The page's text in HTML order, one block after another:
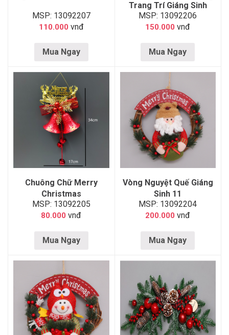
MSP: 13092207
110.000 vnđ
Mua Ngay
Trang Trí Giáng Sinh
MSP: 13092206
150.000 vnđ
Mua Ngay
Chuông Chữ Merry
Christmas
MSP: 13092205
80.000 vnđ
Mua Ngay
Vòng Nguyệt Quế Giáng
Sinh 11
MSP: 13092204
200.000 vnđ
Mua Ngay